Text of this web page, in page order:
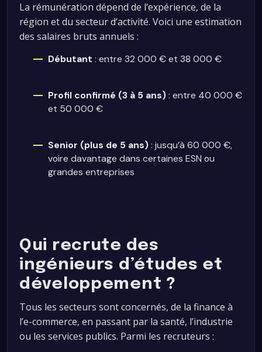
La rémunération dépend de l’expérience, de la
région et du secteur d’activité. Voici une estimation
des salaires bruts annuels :
Débutant : entre 32 000 € et 38 000 €
Profil confirmé (3 à 5 ans): entre 40 000 €
et 50 000 €
Senior (plus de 5 ans): jusqu’à 60 000 €,
voire davantage dans certaines ESN ou
grandes entreprises
Qui recrute des
ingénieurs d’études et
développement ?
Tous les secteurs sont concernés, de la finance à
l’e-commerce, en passant par la santé, l’industrie
ou les services publics. Parmi les recruteurs :